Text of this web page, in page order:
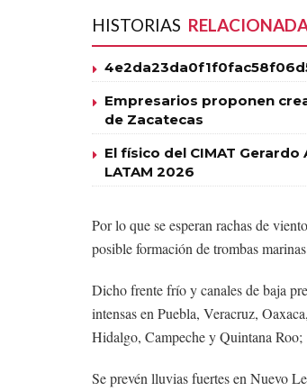
HISTORIAS
Empresarios proponen
de Zacatecas
El físico del CIMAT
LATAM 2026
Por lo que se esperan rachas de
posible formación de trombas
Dicho frente frío y canales de baja
intensas en Puebla, Veracruz,
Hidalgo, Campeche y Quintana Roo;
Se prevén lluvias fuertes en Nuevo